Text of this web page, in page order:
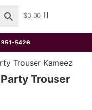
$0.00
351-5426
Trouser